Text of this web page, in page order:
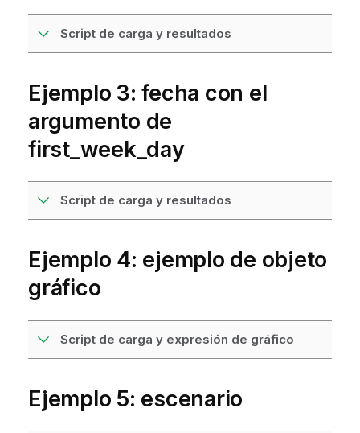
Script de carga y resultados
Ejemplo 3: fecha con el
argumento de
first_week_day
Script de carga y resultados
Ejemplo 4: ejemplo de objeto
gráfico
Script de carga y expresión de gráfico
Ejemplo 5: escenario